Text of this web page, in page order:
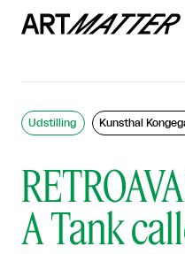
A Tank
Udstilling Kunsthal